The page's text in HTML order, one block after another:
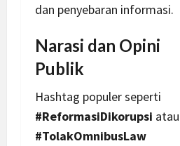
dan penyebaran informasi.
Narasi dan Opini
Publik
Hashtag populer seperti
#ReformasiDikorupsi atau
#TolakOmnibusLaw